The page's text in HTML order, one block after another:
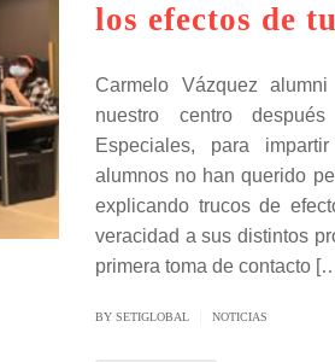
los efectos de
Carmelo Vázquez
nuestro centro
Especiales, para
alumnos no han querido
explicando trucos de
veracidad a sus distintos
primera toma de contacto
BY SETIGLOBAL NOTICIAS